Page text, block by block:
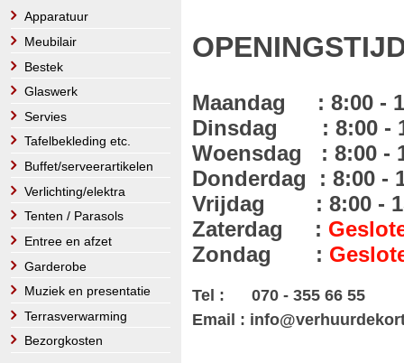
Apparatuur
Meubilair
Bestek
Glaswerk
Servies
Tafelbekleding etc.
Buffet/serveerartikelen
Verlichting/elektra
Tenten / Parasols
Entree en afzet
Garderobe
Muziek en presentatie
Terrasverwarming
Bezorgkosten
Maandag : 8:00 -
Dinsdag : 8:00 -
Woensdag : 8:00
Donderdag : 8:00 -
Vrijdag : 8:00 -
Zaterdag :
Zondag : G
Tel : 070 - 355 66 55
Email :